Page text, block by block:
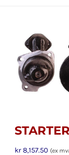
kr8,157.50 (ex